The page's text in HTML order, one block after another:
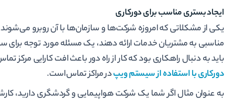
ایجاد بستری مناسب برای دورکاری
یکی از مشکلاتی که امروزه شرکت‌ها و سازمان‌ها با آن روبرو
مناسبی به مشتریان خدمات ارائه دهند، یک مسئله مورد توجه
باید به دنبال راهکاری بود که کار از راه دور باعث افت کارایی
دورکاری با استفاده از سیستم ویپدر مراکز تماس است.
به عنوان مثال اگر شما یک شرکت هواپیمایی و گردشگری دارید،